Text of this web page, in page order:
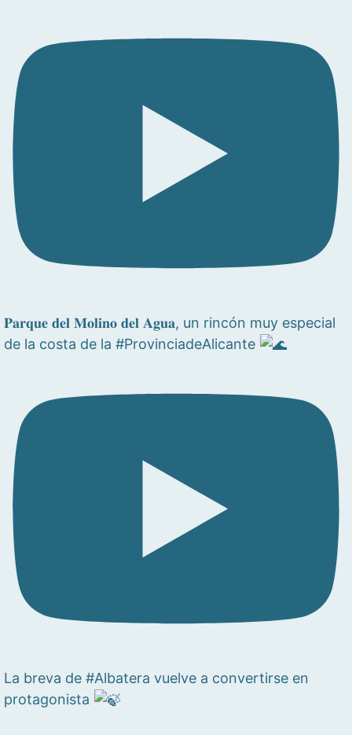
𝐏𝐚𝐫𝐪𝐮𝐞 𝐝𝐞𝐥 𝐌𝐨𝐥𝐢𝐧𝐨 𝐝𝐞𝐥 𝐀𝐠𝐮𝐚, un rincón muy especial
de la costa de la #ProvinciadeAlicante
La breva de #Albatera vuelve a convertirse en
protagonista